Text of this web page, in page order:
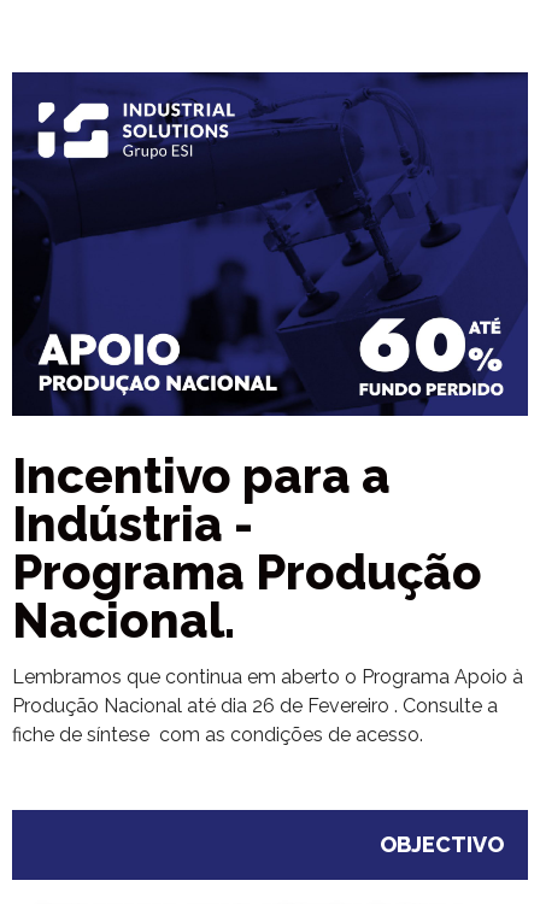
Incentivo para a
Indústria -
Programa Produção
Nacional.
Lembramos que continua em aberto o Programa Apoio à
Produção Nacional até dia 26 de Fevereiro . Consulte a
fiche de síntese com as condições de acesso.
OBJECTIVO